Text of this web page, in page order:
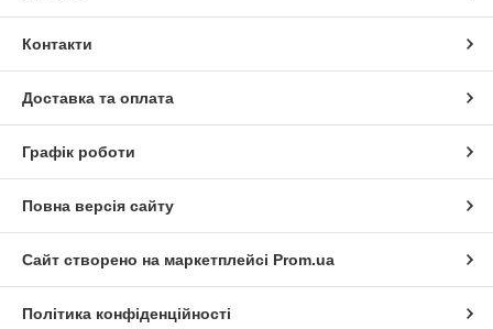
Контакти
Доставка та оплата
Графік роботи
Повна версія сайту
Сайт створено на маркетплейсі Prom.ua
Політика конфіденційності